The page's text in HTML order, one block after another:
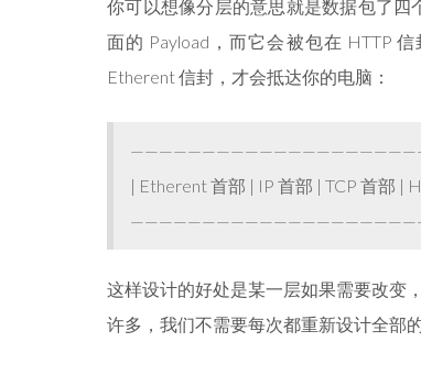
你可以想像分层的意思就是数据包了
面的 Payload，而它会被包在 HTTP
Etherent 信封，才会抵达你的电脑：
| Etherent 首部 | IP 首部 | TCP 首部 |
这样设计的好处是某一层如果需要改变
许多，我们不需要每次都重新设计全部的